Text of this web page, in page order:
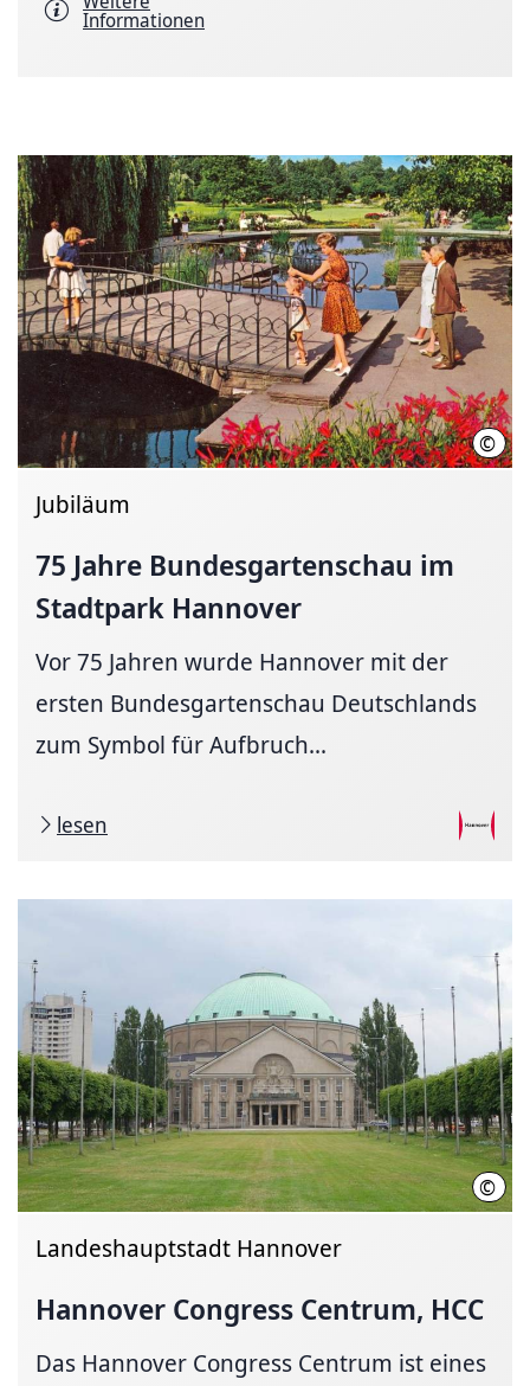
Informationen
©
Jubiläum
75 Jahre Bundesgartenschau im
Stadtpark Hannover
Vor 75 Jahren wurde Hannover mit der
ersten Bundesgartenschau Deutschlands
zum Symbol für Aufbruch...
lesen
© LHH
Landeshauptstadt Hannover
Hannover Congress Centrum, HCC
Das Hannover Congress Centrum ist eines